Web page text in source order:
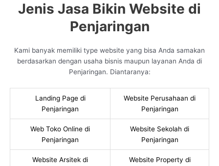
Jenis Jasa Bikin Website di
Penjaringan
Kami banyak memiliki type website yang bisa Anda samakan
berdasarkan dengan usaha bisnis maupun layanan Anda di
Penjaringan. Diantaranya:
Landing Page di
Penjaringan
Website Perusahaan di
Penjaringan
Web Toko Online di
Penjaringan
Website Sekolah di
Penjaringan
Website Arsitek di
Website Property di